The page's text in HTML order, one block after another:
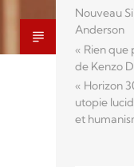
Nouveau
Anderson
« Rien que
de Kenzo
« Horizon
utopie
et